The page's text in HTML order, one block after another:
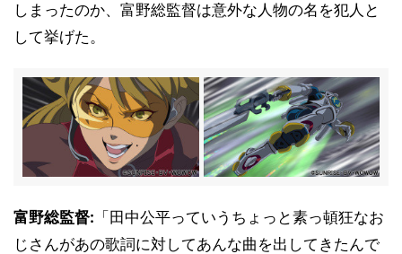
しまったのか、富野総監督は意外な人物の名を犯人と
して挙げた。
富野総監督: 「田中公平っていうちょっと素っ頓狂なお
じさんがあの歌詞に対してあんな曲を出してきたんで